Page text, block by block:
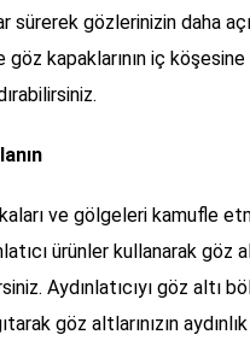
sürerek gözlerinizin daha
kapaklarının iç
ve gölgeleri kamufle
ürünler kullanarak göz
Aydınlatıcıyı göz altı
göz altlarınızın